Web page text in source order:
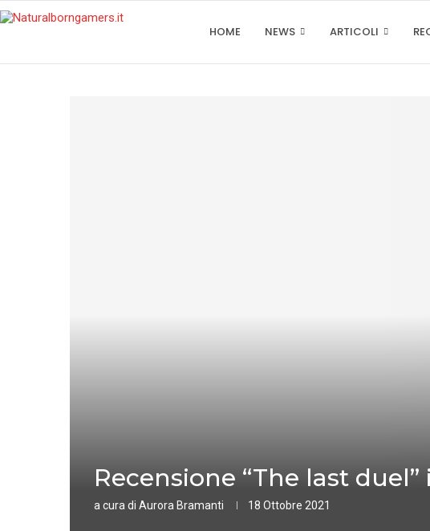
HOME NEWS ARTICOLI
Recensione “The last
a cura di Aurora Bramanti 18 Ottobre 2021